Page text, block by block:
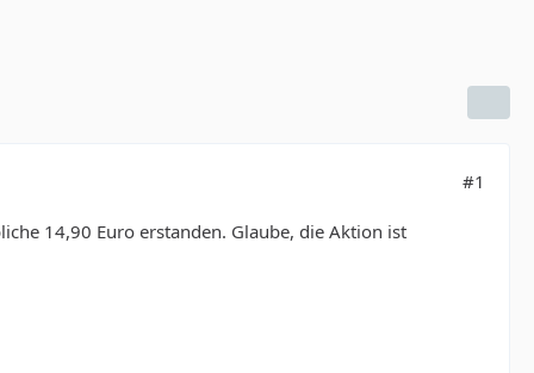
#1
14,90 Euro erstanden. Glaube, die Aktion ist